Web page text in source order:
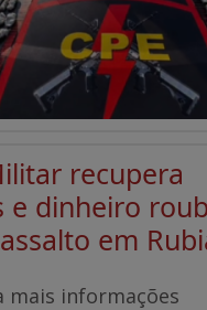
recupera
e dinheiro
em
mais informações